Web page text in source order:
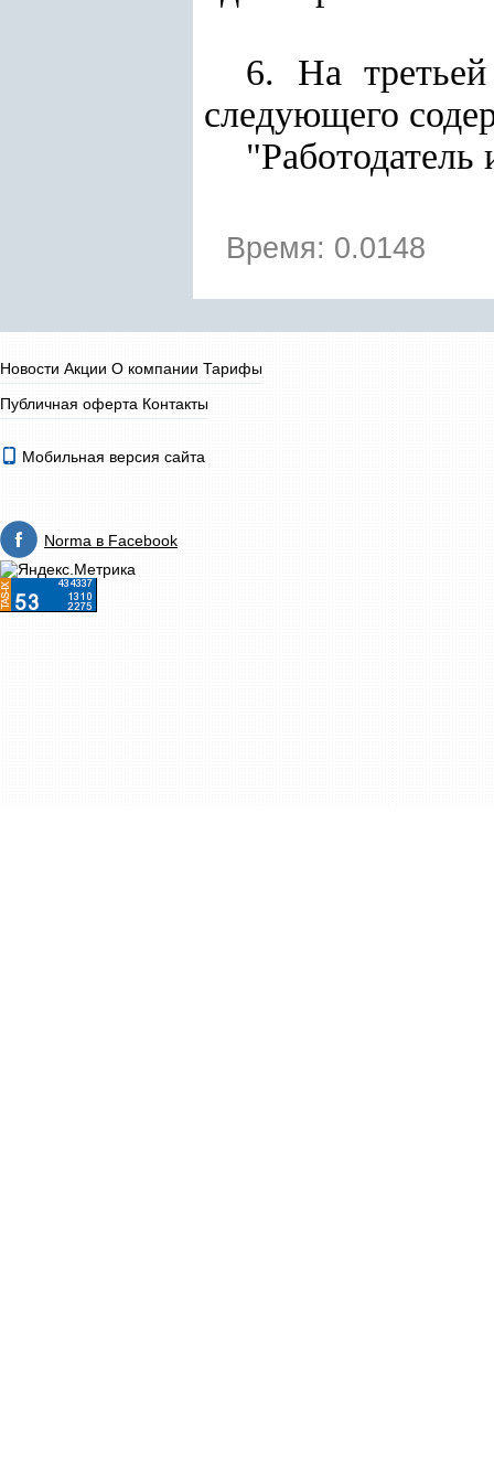
6. На
следующего
Время: 0.0148
Новости Акции О компании Тарифы
Публичная оферта Контакты
Мобильная версия сайта
Norma в Facebook